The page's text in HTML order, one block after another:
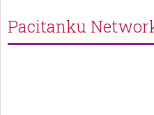
Pacitanku